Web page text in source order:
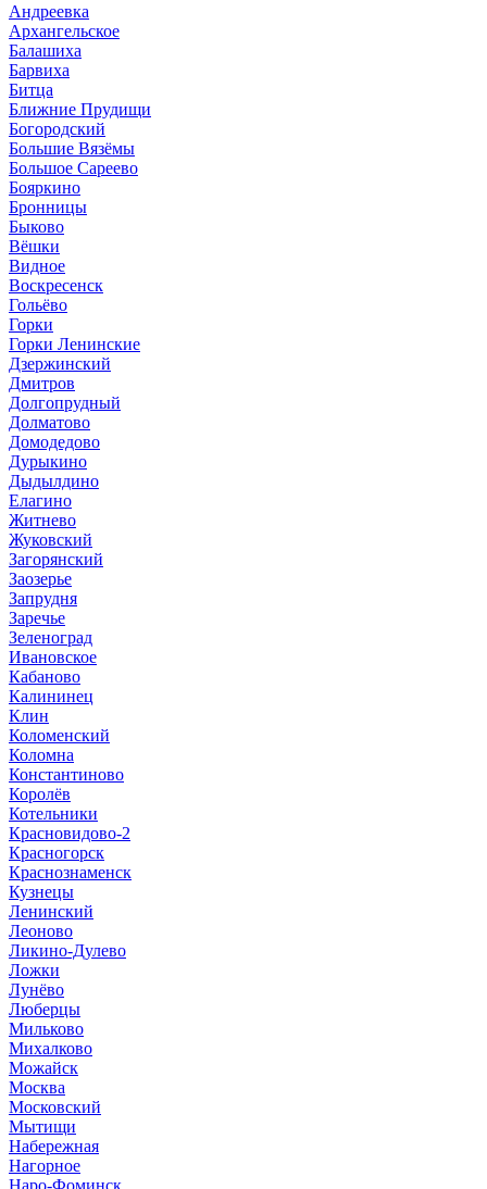
Андреевка
Архангельское
Балашиха
Барвиха
Битца
Ближние Прудищи
Богородский
Большие Вязёмы
Большое Сареево
Бояркино
Бронницы
Быково
Вёшки
Видное
Воскресенск
Гольёво
Горки
Горки Ленинские
Дзержинский
Дмитров
Долгопрудный
Долматово
Домодедово
Дурыкино
Дыдылдино
Елагино
Житнево
Жуковский
Загорянский
Заозерье
Запрудня
Заречье
Зеленоград
Ивановское
Кабаново
Калининец
Клин
Коломенский
Коломна
Константиново
Королёв
Котельники
Красновидово-2
Красногорск
Краснознаменск
Кузнецы
Ленинский
Леоново
Ликино-Дулево
Ложки
Лунёво
Люберцы
Мильково
Михалково
Можайск
Москва
Московский
Мытищи
Набережная
Нагорное
Наро-Фоминск